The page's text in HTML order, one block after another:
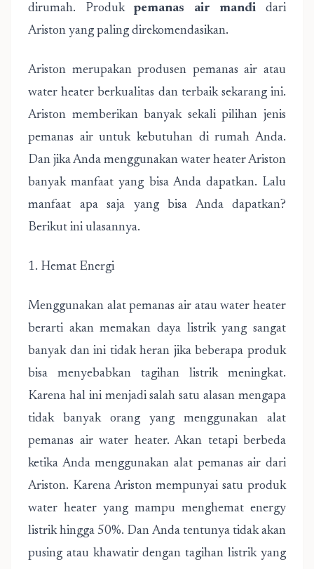
dirumah. Produkpemanas air mandi dari
Ariston yang paling direkomendasikan.
Ariston merupakan produsen pemanas air atau
water heater berkualitas dan terbaik sekarang ini.
Ariston memberikan banyak sekali pilihan jenis
pemanas air untuk kebutuhan di rumah Anda.
Dan jika Anda menggunakan water heater Ariston
banyak manfaat yang bisa Anda dapatkan. Lalu
manfaat apa saja yang bisa Anda dapatkan?
Berikut ini ulasannya.
1. Hemat Energi
Menggunakan alat pemanas air atau water heater
berarti akan memakan daya listrik yang sangat
banyak dan ini tidak heran jika beberapa produk
bisa menyebabkan tagihan listrik meningkat.
Karena hal ini menjadi salah satu alasan mengapa
tidak banyak orang yang menggunakan alat
pemanas air water heater. Akan tetapi berbeda
ketika Anda menggunakan alat pemanas air dari
Ariston. Karena Ariston mempunyai satu produk
water heater yang mampu menghemat energy
listrik hingga 50%. Dan Anda tentunya tidak akan
pusing atau khawatir dengan tagihan listrik yang